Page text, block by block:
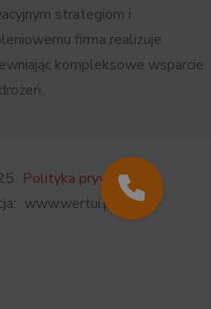
strategiom i
firma realizuje
kompleksowe wsparcie
Polityka prywatności
www.wertui.pl